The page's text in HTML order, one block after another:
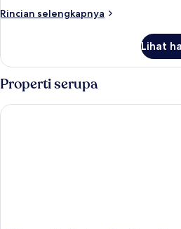
Asap
pantai
Rincian selengkapnya
Rincian
Apartemen
Klasik,
1
kamar
tidur,
Lihat
Properti serupa
Macquarie Waters Boutique